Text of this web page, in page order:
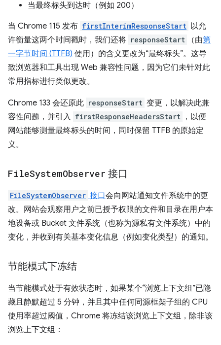
当最终标头到达时（例如 200）
当 Chrome 115 发布 firstInterimResponseStart 以允
许衡量这两个时间戳时，我们还将 responseStart （由第
一字节时间 (TTFB) 使用）的含义更改为“最终标头”。这导
致浏览器和工具出现 Web 兼容性问题，因为它们未针对此
常用指标进行类似更改。
Chrome 133 会还原此 responseStart 变更，以解决此兼
容性问题，并引入 firstResponseHeadersStart ，以便
网站能够测量最终标头的时间，同时保留 TTFB 的原始定
义。
FileSystemObserver 接口
FileSystemObserver 接口会向网站通知文件系统中的更
改。网站会观察用户之前已授予权限的文件和目录在用户本
地设备或 Bucket 文件系统（也称为源私有文件系统）中的
变化，并收到有关基本变化信息（例如变化类型）的通知。
节能模式下冻结
当节能模式处于有效状态时，如果某个“浏览上下文组”已隐
藏且静默超过 5 分钟，并且其中任何同源框架子组的 CPU
使用率超过阈值，Chrome 将冻结该浏览上下文组，除非该
浏览上下文组：